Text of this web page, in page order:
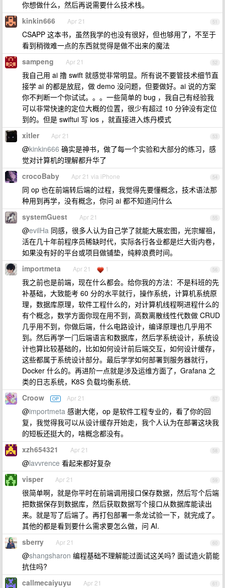
你想做什么，然后再说需要什么技术栈。
51
kinkin666 Apr 21
CSAPP 这本书，虽然我学的也没有很好，但也够用了，不至于
看到稍微难一点的东西就觉得是做不出来的魔法
52
sampeng Apr 21
我自己用 ai 撸 swift 就感觉非常明显。所有说不要管技术细节直
接学 ai 的都是放屁，做 demo 没问题，但要做好。ai 说的方案
你不判断一个你试试。。。一些简单的 bug ，我自己有经验我
可以非常快速的定位大概的位置，很少有超过 10 分钟没有定位
到的。但是 swiftui 写 ios ，就直接进入炼丹模式
53
xitler Apr 21
@kinkin666 确实是神书，做了每一个实验和大部分的练习，感
觉对计算机的理解都升华了
54
crocoBaby Apr 21 via iPhone
同 op 也在前端转后端的过程，我觉得先要懂概念，技术语法那
种用到再学，没有概念，你问 ai 都不知道问什么
55
systemGuest Apr 21
@evilHa 同感，很多人认为自己学了就能大展宏图，光宗耀祖，
活在几十年前程序员稀缺时代，实际各行各业都是烂大街内卷，
如果没有好的平台或项目做铺垫，纯粹浪费时间。
56
importmeta Apr 21 1
我之前也是前端，现在什么都会。给你我的方法：不是科班的先
补基础，大致能考 60 分的水平就行，操作系统，计算机系统原
理，数据库原理，软件工程什么的，对计算机线程啊进程什么的
有个概念，数学方面你现在用不到，高数离散线性代数做 CRUD
几乎用不到，你做后端，什么电路设计，编译原理也几乎用不
到。然后再学一门后端语言和数据库，然后学系统设计，系统设
计也算比较基础的，比如如何设计前后端交互，如何设计缓存，
这些都属于系统设计部分。最后学学如何部署到服务器就行，
Docker 什么的。再进阶一点就是涉及运维方面了，Grafana 之
类的日志系统，K8S 负载均衡系统,
57
Croow OP Apr 21
@importmeta 感谢大佬，op 是软件工程专业的，看了你的回
复，我觉得我可以从设计缓存开始走，我个人认为在部署这块我
的短板还挺大的，啥概念都没有。
58
xzh654321 Apr 21
@lavvrence 看起来都好复杂
59
visper Apr 21
很简单啊，就是你平时在前端调用接口保存数据，然后写个后端
把数据保存到数据库，然后获取数据写个接口从数据库能读出
来。就是写了后端了。再打包部署一条龙试验一下，就完成了。
其他的都是看到要什么需求要怎么做，问 AI.
60
sberry Apr 21
@shangsharon 编程基础不理解能过面试这关吗? 面试造火箭能
抗住吗?
61
callmecaiyuyu Apr 21